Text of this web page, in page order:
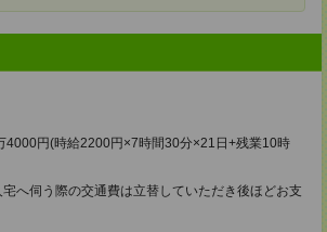
4000円(時給2200円×7時間30分×21日+残業10時
へ伺う際の交通費は立替していただき後ほどお支